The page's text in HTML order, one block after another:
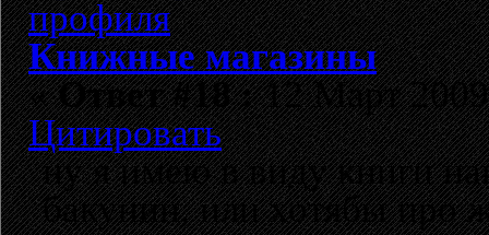
Книжные магазины
«Ответ #18 :12 Март
Цитировать
ну я имею в виду книги
бакунин, или хотябы про